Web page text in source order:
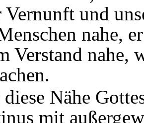
Vernunft und
nahe,
Verstand
diese Nähe
mit